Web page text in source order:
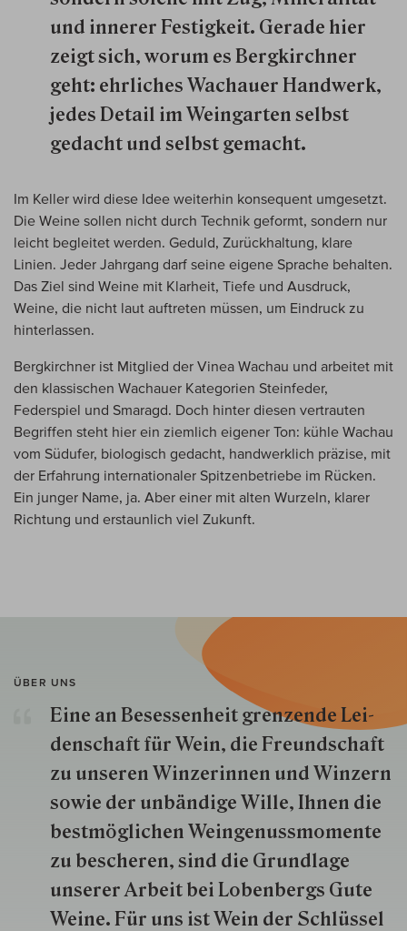
und innerer Festigkeit. Gerade hier
zeigt sich, worum es Bergkirchner
geht: ehrliches Wachauer Handwerk,
jedes Detail im Weingarten selbst
gedacht und selbst gemacht.
Im Keller wird diese Idee weiterhin konsequent umgesetzt.
Die Weine sollen nicht durch Technik geformt, sondern nur
leicht begleitet werden. Geduld, Zurückhaltung, klare
Linien. Jeder Jahrgang darf seine eigene Sprache behalten.
Das Ziel sind Weine mit Klarheit, Tiefe und Ausdruck,
Weine, die nicht laut auftreten müssen, um Eindruck zu
hinterlassen.
Bergkirchner ist Mitglied der Vinea Wachau und arbeitet mit
den klassischen Wachauer Kategorien Steinfeder,
Federspiel und Smaragd. Doch hinter diesen vertrauten
Begriffen steht hier ein ziemlich eigener Ton: kühle Wachau
vom Südufer, biologisch gedacht, handwerklich präzise, mit
der Erfahrung internationaler Spitzenbetriebe im Rücken.
Ein junger Name, ja. Aber einer mit alten Wurzeln, klarer
Richtung und erstaunlich viel Zukunft.
ÜBER UNS
Eine an Besessenheit gren­zende Lei­
den­schaft für Wein, die Freund­schaft
zu unseren Win­zer­innen und Win­zern
so­wie der un­bän­dige Wille, Ihnen die
best­mög­lich­en Wein­genuss­momente
zu besche­ren, sind die Grund­lage
unserer Arbeit bei Lobenbergs Gute
Weine. Für uns ist Wein der Schlüs­sel